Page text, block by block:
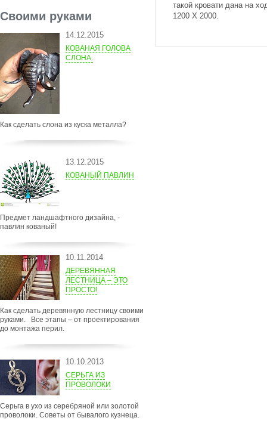
Своими руками
14.12.2015
КОВАНАЯ ГОЛОВА
СЛОНА.
Как сделать слона из куска металла?
13.12.2015
КОВАНЫЙ ПАВЛИН
Предмет ландшафтного дизайна, -
павлин кованый!
10.11.2014
ДЕРЕВЯННАЯ
ЛЕСТНИЦА – ЭТО
ПРОСТО!
Как сделать деревянную лестницу своими
руками. Все этапы – от проектирования
до монтажа перил.
10.10.2013
СЕРЬГА ИЗ
ПРОВОЛОКИ
Серьга в ухо из серебряной или золотой
проволоки. Советы от бывалого кузнеца.
такой кровати дана на
1200 Х 2000.